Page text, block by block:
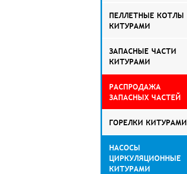
ПЕЛЛЕТНЫЕ КОТЛЫ
КИТУРАМИ
ЗАПАСНЫЕ ЧАСТИ
КИТУРАМИ
РАСПРОДАЖА
ЗАПАСНЫХ ЧАСТЕЙ
ГОРЕЛКИ КИТУРАМИ
НАСОСЫ
ЦИРКУЛЯЦИОННЫЕ
КИТУРАМИ